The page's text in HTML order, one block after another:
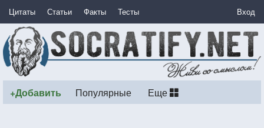
Цитаты Статьи Факты Тесты Вход
+Добавить Популярные Еще